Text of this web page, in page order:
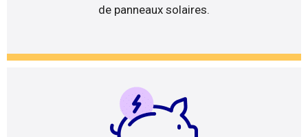
de panneaux solaires.